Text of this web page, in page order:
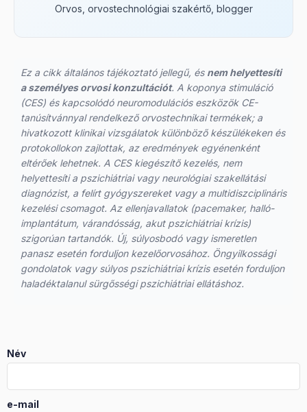
Orvos, orvostechnológiai szakértő, blogger
Ez a cikk általános tájékoztató jellegű, és nem helyettesíti
a személyes orvosi konzultációt. A koponya stimuláció
(CES) és kapcsolódó neuromodulációs eszközök CE-
tanúsítvánnyal rendelkező orvostechnikai termékek; a
hivatkozott klinikai vizsgálatok különböző készülékeken és
protokollokon zajlottak, az eredmények egyénenként
eltérőek lehetnek. A CES kiegészítő kezelés, nem
helyettesíti a pszichiátriai vagy neurológiai szakellátási
diagnózist, a felírt gyógyszereket vagy a multidiszciplináris
kezelési csomagot. Az ellenjavallatok (pacemaker, halló-
implantátum, várandósság, akut pszichiátriai krízis)
szigorúan tartandók. Új, súlyosbodó vagy ismeretlen
panasz esetén forduljon kezelőorvosához. Öngyilkossági
gondolatok vagy súlyos pszichiátriai krízis esetén forduljon
haladéktalanul sürgősségi pszichiátriai ellátáshoz.
Név
e-mail